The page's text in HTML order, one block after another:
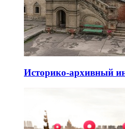
Историко-архивный